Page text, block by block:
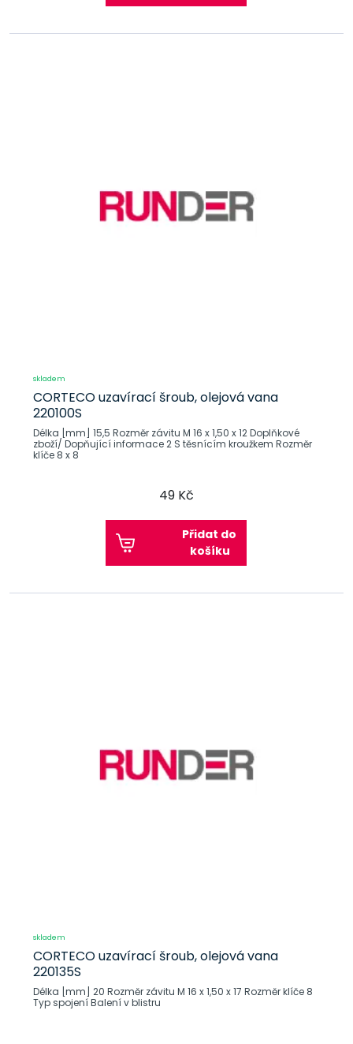
skladem
CORTECO uzavírací šroub, olejová vana
220100S
Délka [mm] 15,5 Rozměr závitu M 16 x 1,50 x 12 Doplňkové
zboží/ Dopňující informace 2 S těsnícím kroužkem Rozměr
klíče 8 x 8
49 Kč
Přidat do
košíku
skladem
CORTECO uzavírací šroub, olejová vana
220135S
Délka [mm] 20 Rozměr závitu M 16 x 1,50 x 17 Rozměr klíče 8
Typ spojení Balení v blistru